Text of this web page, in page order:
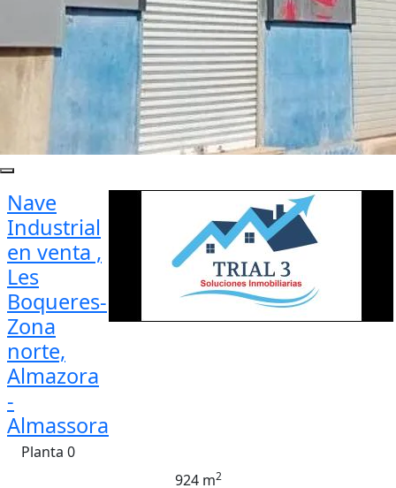
Nave
Industrial
en venta ,
Les
Boqueres-
Zona
norte,
Almazora
-
Almassora
Planta 0
924 m2